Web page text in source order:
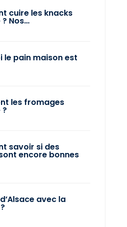
cuire les knacks
? Nos…
le pain maison est
les fromages
?
savoir si des
encore bonnes
avec la